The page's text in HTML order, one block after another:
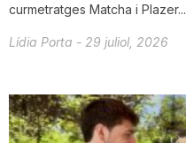
curmetratges Matcha i Plazer...
Lídia Porta - 29 juliol, 2026